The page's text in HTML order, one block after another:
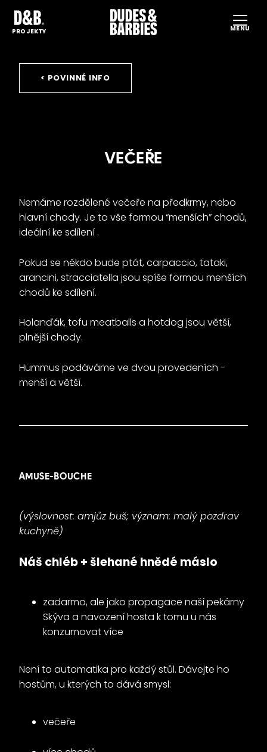
MENU
PROJEKTY
< POVINNÉ INFO
VEČEŘE
Nemáme rozdělené večeře na předkrmy, nebo
hlavní chody. Je to vše formou “menších” chodů,
ideální ke sdílení .
Pokud se někdo bude ptát, carpaccio, tataki,
arancini, stracciatella jsou spíše formou menších
chodů ke sdílení.
Holanďák, tofu meatballs a hotdog jsou větší,
plnější chody.
Hummus podáváme ve dvou provedeních -
menší a větší.
AMUSE-BOUCHE
(výslovnost: amjůz buš; význam: malý pozdrav
kuchyně)
Náš chléb + šlehané hnědé máslo
zadarmo, ale jako propagace naší pekárny
Skýva a navození hosta k tomu u nás
konzumovat více
Není to automatika pro každý stůl. Dávejte ho
hostům, u kterých to dává smysl:
večeře